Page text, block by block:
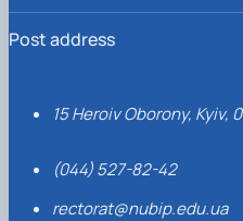
Post address
15 Heroiv Oborony, Kyiv,
(044) 527-82-42
rectorat@nubip.edu.ua